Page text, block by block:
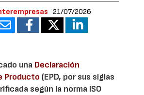
21/07/2026
una Declaración
Producto (EPD, por sus siglas
según la norma ISO